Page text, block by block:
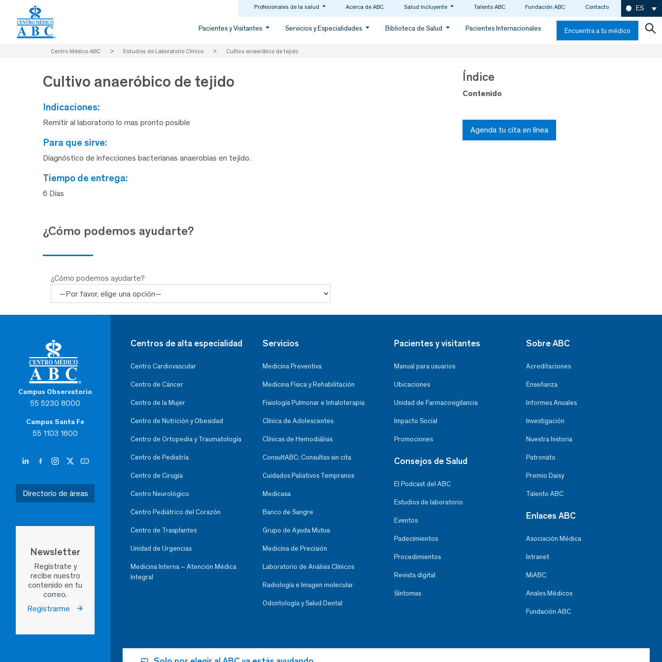
Profesionales de la salud Acerca de ABC Salud Incluyente Talento ABC Fundación ABC Contacto ES
Pacientes y Visitantes Servicios y Especialidades Biblioteca de Salud Pacientes Internacionales Encuentra a tu médico
Centro Médico ABC > Estudios de Laboratorio Clínico > Cultivo anaeróbico de tejido
Cultivo anaeróbico de tejido
indicaciones:
Remitir al laboratorio lo mas pronto posible
para que sirve:
Diagnóstico de infecciones bacterianas anaerobias en tejido.
tiempo de entrega:
6 Días
¿Cómo podemos ayudarte?
¿Cómo podemos ayudarte?
Índice
Contenido
Agenda tu cita en línea
Campus Observatorio
55 5230 8000
Campus Santa Fe
55 1103 1600
Directorio de áreas
Newsletter
Regístrate y
recibe nuestro
contenido en tu
correo.
Registrarme
Centros de alta especialidad
Centro Cardiovascular
Centro de Cáncer
Centro de la Mujer
Centro de Nutrición y Obesidad
Centro de Ortopedia y Traumatología
Centro de Pediatría
Centro de Cirugía
Centro Neurológico
Centro Pediátrico del Corazón
Centro de Trasplantes
Unidad de Urgencias
Medicina Interna – Atención Médica
Integral
Servicios
Medicina Preventiva
Medicina Física y Rehabilitación
Fisiología Pulmonar e Inhaloterapia
Clínica de Adolescentes
Clínicas de Hemodiálisis
ConsultABC: Consultas sin cita
Cuidados Paliativos Tempranos
Medicasa
Banco de Sangre
Grupo de Ayuda Mutua
Medicina de Precisión
Laboratorio de Análisis Clínicos
Radiología e Imagen molecular
Odontología y Salud Dental
Pacientes y visitantes
Manual para usuarios
Ubicaciones
Unidad de Farmacovigilancia
Impacto Social
Promociones
Consejos de Salud
El Podcast del ABC
Estudios de laboratorio
Eventos
Padecimientos
Procedimientos
Revista digital
Síntomas
Sobre ABC
Acreditaciones
Enseñanza
Informes Anuales
Investigación
Nuestra historia
Patronato
Premio Daisy
Talento ABC
Enlaces ABC
Asociación Médica
Intranet
MiABC
Anales Médicos
Fundación ABC